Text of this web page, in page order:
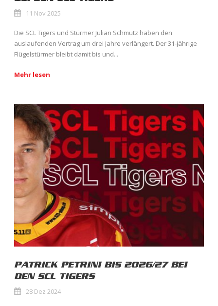
11 Nov 2025
Die SCL Tigers und Stürmer Julian Schmutz haben den
auslaufenden Vertrag um drei Jahre verlängert. Der 31-jährige
Flügelstürmer bleibt damit bis und...
Mehr lesen
PATRICK PETRINI BIS 2026/27 BEI
DEN SCL TIGERS
28 Dez 2024